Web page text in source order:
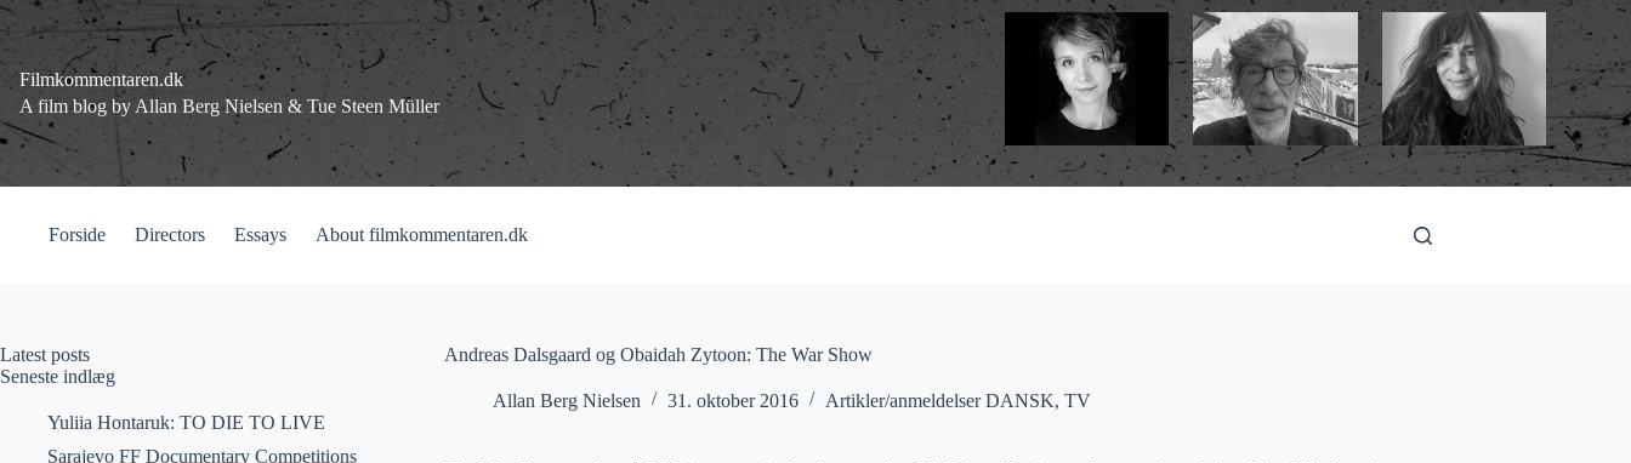
Fortsæt
til
indhold
Filmkommentaren.dk
A film blog by Allan Berg Nielsen & Tue Steen Müller
Forside Directors Essays About filmkommentaren.dk
Andreas Dalsgaard og Obaidah Zytoon: The War Show
Allan Berg Nielsen 31. oktober 2016 Artikler/anmeldelser DANSK, TV
Latest posts
Seneste indlæg
Yuliia Hontaruk: TO DIE TO LIVE
Sarajevo FF Documentary Competitions